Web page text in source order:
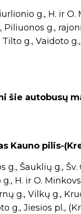
g., H. ir
Piliuonos g.,
g., Vaidoto
šie autobusų
Kauno pilis-
Šauklių g.,
H. ir O.
g., Vilkų g.,
g., Jiesios pl.,